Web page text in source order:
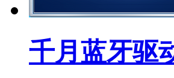
千月蓝牙驱